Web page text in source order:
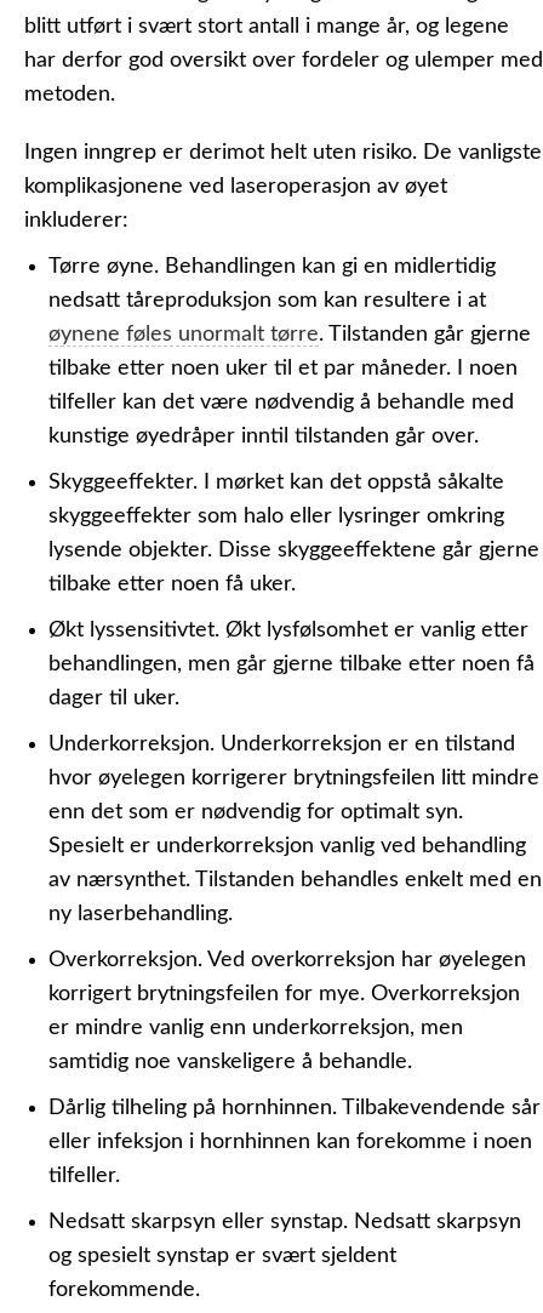
blitt utført i svært stort antall i mange år, og legene
har derfor god oversikt over fordeler og ulemper med
metoden.
Ingen inngrep er derimot helt uten risiko. De vanligste
komplikasjonene ved laseroperasjon av øyet
inkluderer:
Tørre øyne. Behandlingen kan gi en midlertidig
nedsatt tåreproduksjon som kan resultere i at
øynene føles unormalt tørre. Tilstanden går gjerne
tilbake etter noen uker til et par måneder. I noen
tilfeller kan det være nødvendig å behandle med
kunstige øyedråper inntil tilstanden går over.
Skyggeeffekter. I mørket kan det oppstå såkalte
skyggeeffekter som halo eller lysringer omkring
lysende objekter. Disse skyggeeffektene går gjerne
tilbake etter noen få uker.
Økt lyssensitivtet. Økt lysfølsomhet er vanlig etter
behandlingen, men går gjerne tilbake etter noen få
dager til uker.
Underkorreksjon. Underkorreksjon er en tilstand
hvor øyelegen korrigerer brytningsfeilen litt mindre
enn det som er nødvendig for optimalt syn.
Spesielt er underkorreksjon vanlig ved behandling
av nærsynthet. Tilstanden behandles enkelt med en
ny laserbehandling.
Overkorreksjon. Ved overkorreksjon har øyelegen
korrigert brytningsfeilen for mye. Overkorreksjon
er mindre vanlig enn underkorreksjon, men
samtidig noe vanskeligere å behandle.
Dårlig tilheling på hornhinnen. Tilbakevendende sår
eller infeksjon i hornhinnen kan forekomme i noen
tilfeller.
Nedsatt skarpsyn eller synstap. Nedsatt skarpsyn
og spesielt synstap er svært sjeldent
forekommende.